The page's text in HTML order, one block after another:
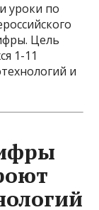
уроки по
Цель
1-11
и